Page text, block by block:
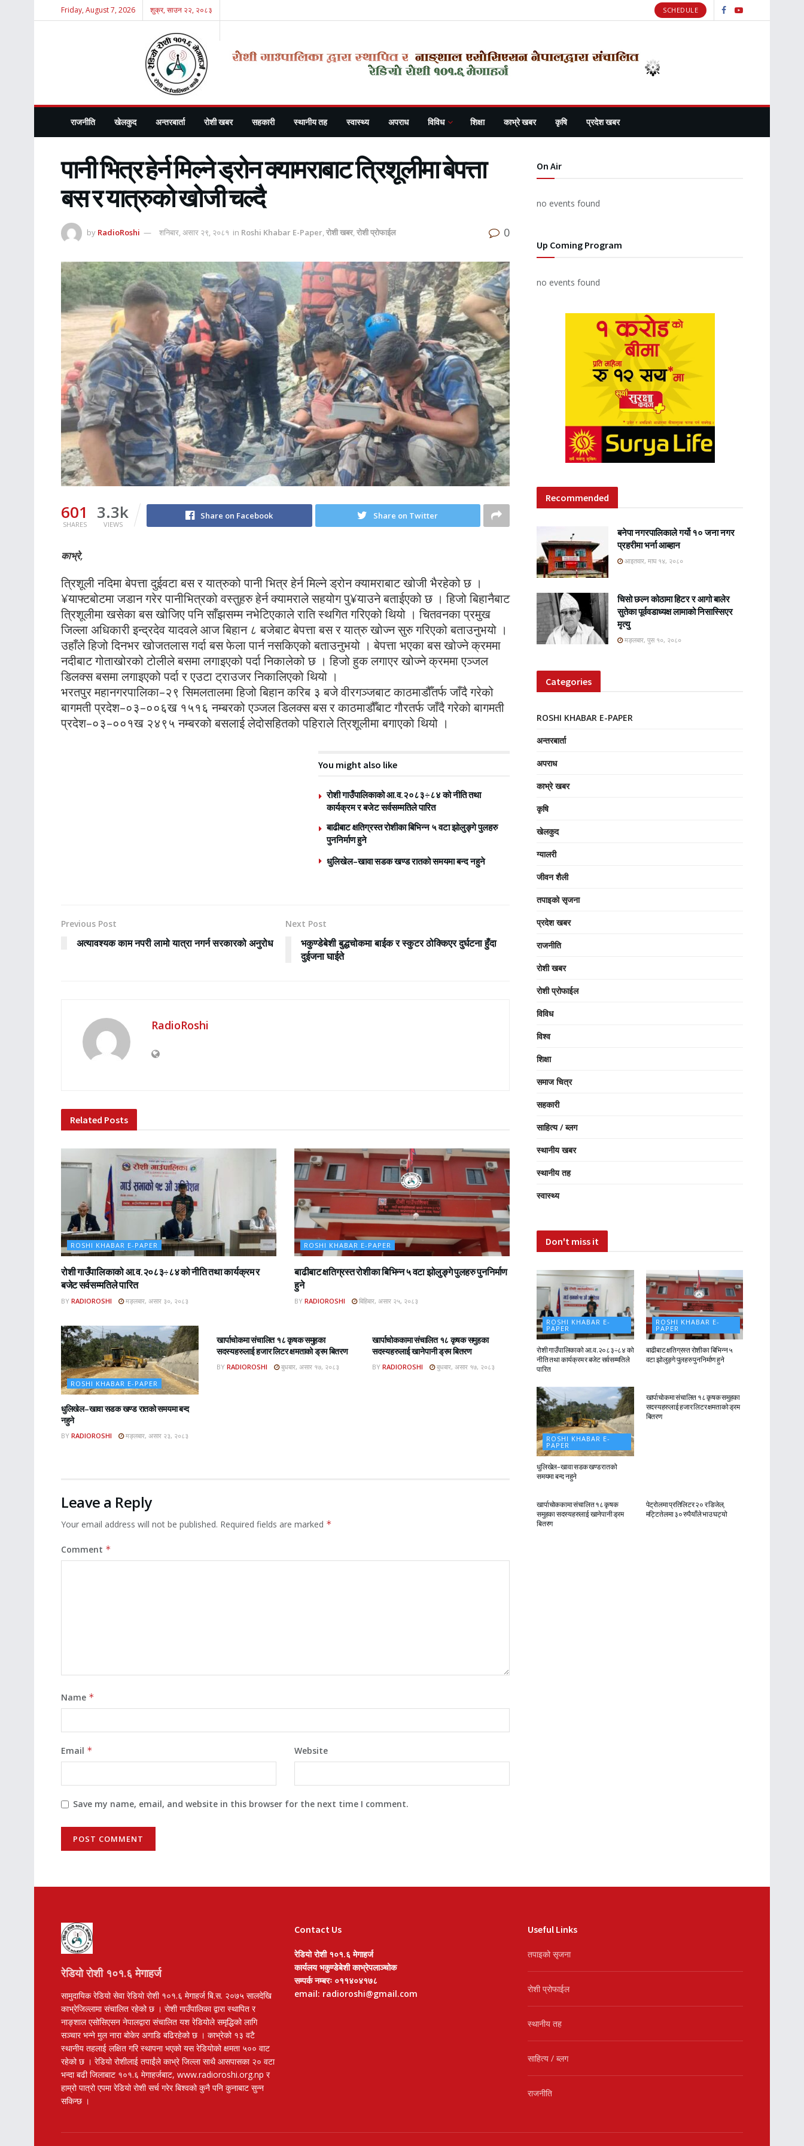
Friday, August 7, 2026 शुक्र, साउन २२, २०८३ SCHEDULE
राजनीति खेलकुद अन्तरबार्ता रोशी खबर सहकारी स्थानीय तह स्वास्थ्य अपराध विविध शिक्षा काभ्रे खबर कृषि प्रदेश खबर
पानी भित्र हेर्न मिल्ने ड्रोन क्यामराबाट त्रिशूलीमा बेपत्ता
बस र यात्रुको खोजी चल्दै
by RadioRoshi शनिबार, असार २९, २०८१ in Roshi Khabar E-Paper,रोशी खबर,रोशी प्रोफाईल 0
601
SHARES
3.3k
VIEWS
Share on Facebook Share on Twitter
काभ्रे,
त्रिशूली नदिमा बेपत्ता दुईवटा बस र यात्रुको पानी भित्र हेर्न मिल्ने ड्रोन क्यामराबाट खोजी भैरहेको छ ।
¥याफ्टबोटमा जडान गरेर पानीभित्रको वस्तुहरु हेर्न क्यामराले सहयोग पु¥याउने बताईएको छ । हिजो बिहानैबाट
त्रिशूलीमा खसेका बस खोजिए पनि साँझसम्म नभेटिएकाले राति स्थगित गरिएको थियो । चितवनका प्रमुख
जिल्ला अधिकारी इन्द्रदेव यादवले आज बिहान ८ बजेबाट बेपत्ता बस र यात्रु खोज्न सुरु गरिएको बताउनुभयो ।
उहाँले हिजो दिनभर खोजतलास गर्दा बस फेला पार्न नसकिएको बताउनुभयो । बेपत्ता भएका बस खोज्ने क्रममा
नदीबाट गोताखोरको टोलीले बसमा लगाइएको पर्दा निकालेको छ । हिजो हुक लगाएर खोज्ने क्रममा एञ्जल
डिलक्स बसमा लगाइएको पर्दा र एउटा ट्राउजर निकालिएको थियो ।
भरतपुर महानगरपालिका–२९ सिमलतालमा हिजो बिहान करिब ३ बजे वीरगञ्जबाट काठमाडौँतर्फ जाँदै गरेको
बागमती प्रदेश–०३–००६ख १५१६ नम्बरको एञ्जल डिलक्स बस र काठमाडौँबाट गौरतर्फ जाँदै गरेको बागमती
प्रदेश–०३–००१ख २४९५ नम्बरको बसलाई लेदोसहितको पहिराले त्रिशूलीमा बगाएको थियो ।
You might also like
रोशी गाउँपालिकाको आ.व.२०८३÷८४ को नीति तथा
कार्यक्रम र बजेट सर्वसम्मतिले पारित
बाढीबाट क्षतिग्रस्त रोशीका बिभिन्न ५ वटा झोलुङ्गे पुलहरु
पुननिर्माण हुने
धुलिखेल–खावा सडक खण्ड रातको समयमा बन्द नहुने
Previous Post
अत्यावश्यक काम नपरी लामो यात्रा नगर्न सरकारको अनुरोध
Next Post
भकुण्डेबेशी बुद्धचोकमा बाईक र स्कुटर ठोक्किएर दुर्घटना हुँदा
दुईजना घाईते
RadioRoshi
Related Posts
ROSHI KHABAR E-PAPER
रोशी गाउँपालिकाको आ.व.२०८३÷८४ को नीति तथा कार्यक्रम र
बजेट सर्वसम्मतिले पारित
BY RADIOROSHI मङ्लबार, असार ३०, २०८३
ROSHI KHABAR E-PAPER
बाढीबाट क्षतिग्रस्त रोशीका बिभिन्न ५ वटा झोलुङ्गे पुलहरु पुननिर्माण
हुने
BY RADIOROSHI बिहिबार, असार २५, २०८३
ROSHI KHABAR E-PAPER
धुलिखेल–खावा सडक खण्ड रातको समयमा बन्द
नहुने
BY RADIOROSHI मङ्लबार, असार २३, २०८३
खार्पाचोकमा संचालित १८ कृषक समुहका
सदस्यहरुलाई हजार लिटर क्षमताको ड्रम बितरण
BY RADIOROSHI बुधबार, असार १७, २०८३
खार्पाचोककामा संचालित १८ कृषक समुहका
सदस्यहरुलाई खानेपानी ड्रम बितरण
BY RADIOROSHI बुधबार, असार १७, २०८३
Leave a Reply
Your email address will not be published. Required fields are marked *
Comment *
Name *
Email * Website
Save my name, email, and website in this browser for the next time I comment.
On Air
no events found
Up Coming Program
no events found
Recommended
बनेपा नगरपालिकाले गर्यो १० जना नगर
प्रहरीमा भर्ना आब्हान
आइतवार, माघ १४, २०८०
चिसो छल्न कोठामा हिटर र आगो बालेर
सुतेका पूर्ववडाध्यक्ष लामाको निसास्सिएर
मृत्यु
मङ्लबार, पुस १०, २०८०
Categories
ROSHI KHABAR E-PAPER
अन्तरबार्ता
अपराध
काभ्रे खबर
कृषि
खेलकुद
ग्यालरी
जीवन शैली
तपाइको सृजना
प्रदेश खबर
राजनीति
रोशी खबर
रोशी प्रोफाईल
विविध
विश्व
शिक्षा
समाज चित्र
सहकारी
साहित्य / ब्लग
स्थानीय खबर
स्थानीय तह
स्वास्थ्य
Don't miss it
ROSHI KHABAR E-
PAPER
रोशी गाउँपालिकाको आ.व.२०८३÷८४ को
नीति तथा कार्यक्रम र बजेट सर्वसम्मतिले
पारित
ROSHI KHABAR E-
PAPER
बाढीबाट क्षतिग्रस्त रोशीका बिभिन्न ५
वटा झोलुङ्गे पुलहरु पुननिर्माण हुने
ROSHI KHABAR E-
PAPER
धुलिखेल–खावा सडक खण्ड रातको
समयमा बन्द नहुने
खार्पाचोकमा संचालित १८ कृषक समुहका
सदस्यहरुलाई हजार लिटर क्षमताको ड्रम
बितरण
ROSHI KHABAR E-
खार्पाचोककामा संचालित १८ कृषक
समुहका सदस्यहरुलाई खानेपानी ड्रम
बितरण
पेट्रोलमा प्रतिलिटर २० र डिजेल,
मट्टितेलमा ३० रुपैयाँले भाउ घट्यो
रेडियो रोशी १०१.६ मेगाहर्ज
सामुदायिक रेडियो सेवा रेडियो रोशी १०१.६ मेगाहर्ज बि.स. २०७५ सालदेखि
काभ्रेजिल्लामा संचालित रहेको छ । रोशी गाउँपालिका द्वारा स्थापित र
नाङ्शाल एसोसिएसन नेपालद्वारा संचालित यश रेडियोले समृद्धिको लागि
सञ्चार भन्ने मुल नारा बोकेर अगाडि बढिरहेको छ । काभ्रेको १३ वटै
स्थानीय तहलाई लक्षित गरि स्थापना भएको यस रेडियोको क्षमता ५०० वाट
रहेको छ । रेडियो रोशीलाई तपाईंले काभ्रे जिल्ला साथै आसपासका २० वटा
भन्दा बढी जिलाबाट १०१.६ मेगाहर्जबाट, www.radioroshi.org.np र
हाम्रो पात्रो एपमा रेडियो रोशी सर्च गरेर बिश्वको कुनै पनि कुनाबाट सुन्न
सकिन्छ ।
Contact Us
रेडियो रोशी १०१.६ मेगाहर्ज
कार्यलय भकुण्डेबेशी काभ्रेपलाञ्चोक
सम्पर्क नम्बरः ०११४०४१७८
email: radioroshi@gmail.com
Useful Links
तपाइको सृजना
रोशी प्रोफाईल
स्थानीय तह
साहित्य / ब्लग
राजनीति